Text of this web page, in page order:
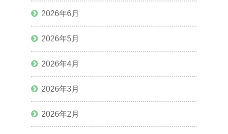
2026年6月
2026年5月
2026年4月
2026年3月
2026年2月